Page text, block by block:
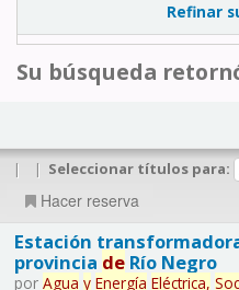
Refinar
Su búsqueda
| | Seleccionar títulos para:
Hacer reserva
Estación
provincia deRío Negro
por Agua y Energía Eléctrica,